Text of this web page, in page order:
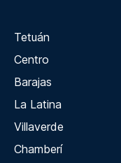
Tetuán
Centro
Barajas
La Latina
Villaverde
Chamberí